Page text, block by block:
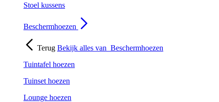
Stoel kussens
Beschermhoezen
Terug Bekijk alles van Beschermhoezen
Tuintafel hoezen
Tuinset hoezen
Lounge hoezen